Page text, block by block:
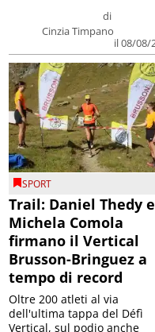
di
Cinzia Timpano
il 08/08/
SPORT
Trail: Daniel Thedy e
Michela Comola
firmano il Vertical
Brusson-Bringuez a
tempo di record
Oltre 200 atleti al via
dell'ultima tappa del Défì
Vertical, sul podio anche